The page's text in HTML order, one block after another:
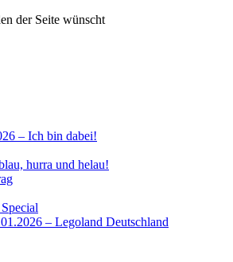
der Seite wünscht
– Ich bin dabei!
hurra und helau!
– Legoland Deutschland